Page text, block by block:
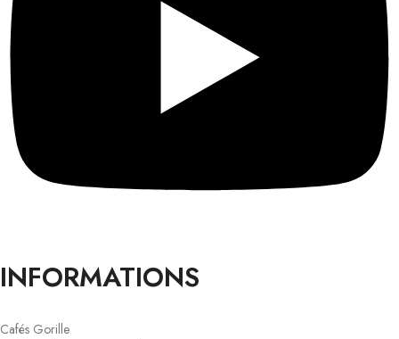
INFORMATIONS
Cafés Gorille